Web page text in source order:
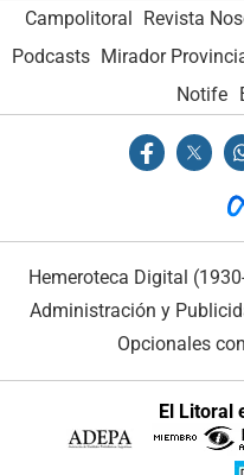
Campolitoral Revista
Podcasts Mirador
Notife
Hemeroteca Digital
Administración y
Opcionales
El Litoral